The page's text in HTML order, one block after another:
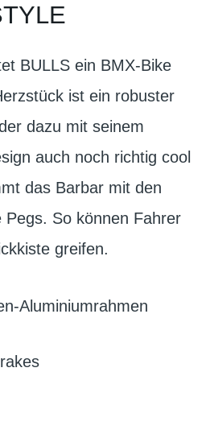
BULLS ein BMX-Bike
ist ein robuster
dazu mit seinem
auch noch richtig cool
das Barbar mit den
Pegs. So können Fahrer
greifen.
Aluminiumrahmen